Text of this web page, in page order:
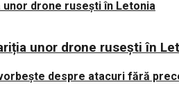
unor drone rusești în